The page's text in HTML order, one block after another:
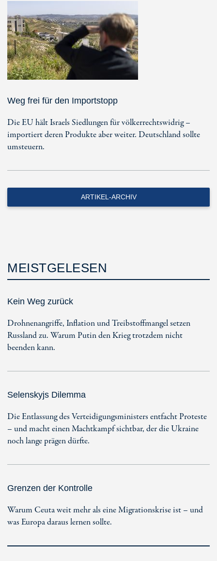
Weg frei für den Importstopp
Die EU hält Israels Siedlungen für völkerrechtswidrig –
importiert deren Produkte aber weiter. Deutschland sollte
umsteuern.
ARTIKEL-ARCHIV
MEISTGELESEN
Kein Weg zurück
Drohnenangriffe, Inflation und Treibstoffmangel setzen
Russland zu. Warum Putin den Krieg trotzdem nicht
beenden kann.
Selenskyjs Dilemma
Die Entlassung des Verteidigungsministers entfacht Proteste
– und macht einen Machtkampf sichtbar, der die Ukraine
noch lange prägen dürfte.
Grenzen der Kontrolle
Warum Ceuta weit mehr als eine Migrationskrise ist – und
was Europa daraus lernen sollte.